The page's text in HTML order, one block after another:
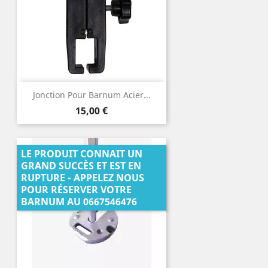
Jonction Pour Barnum Acier...
Prix
15,00 €
LE PRODUIT CONNAIT UN
GRAND SUCCÈS ET EST EN
RUPTURE - APPELEZ NOUS
POUR RÉSERVER VOTRE
BARNUM AU 0667546476